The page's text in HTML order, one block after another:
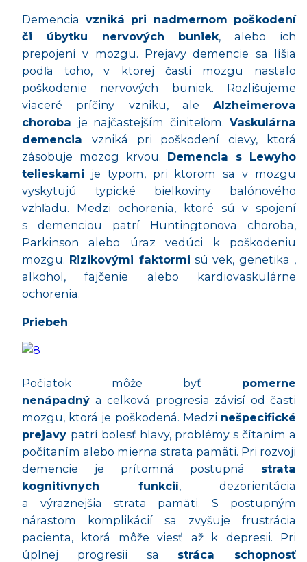
Demencia vzniká pri nadmernom poškodení
či úbytku nervových buniek, alebo ich
prepojení v mozgu. Prejavy demencie sa líšia
podľa toho, v ktorej časti mozgu nastalo
poškodenie nervových buniek. Rozlišujeme
viaceré príčiny vzniku, ale Alzheimerova
choroba je najčastejším činiteľom. Vaskulárna
demencia vzniká pri poškodení cievy, ktorá
zásobuje mozog krvou. Demencia s Lewyho
telieskami je typom, pri ktorom sa v mozgu
vyskytujú typické bielkoviny balónového
vzhľadu. Medzi ochorenia, ktoré sú v spojení
s demenciou patrí Huntingtonova choroba,
Parkinson alebo úraz vedúci k poškodeniu
mozgu. Rizikovými faktormi sú vek, genetika ,
alkohol, fajčenie alebo kardiovaskulárne
ochorenia.
Priebeh
Počiatok môže byť pomerne
nenápadný a celková progresia závisí od časti
mozgu, ktorá je poškodená. Medzi nešpecifické
prejavy patrí bolesť hlavy, problémy s čítaním a
počítaním alebo mierna strata pamäti. Pri rozvoji
demencie je prítomná postupná strata
kognitívnych funkcií, dezorientácia
a výraznejšia strata pamäti. S postupným
nárastom komplikácií sa zvyšuje frustrácia
pacienta, ktorá môže viesť až k depresii. Pri
úplnej progresii sa stráca schopnosť